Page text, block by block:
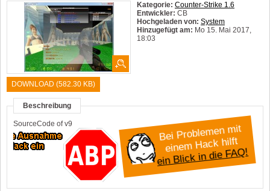
Kategorie: Counter-Strike 1.6
Entwickler: CB
Hochgeladen von: System
Hinzugefügt am: Mo 15. Mai 2017,
18:03
DOWNLOAD (582.30 KB)
Beschreibung
Bei Problemen mit
einem Hack hilft
ein Blick in die FAQ!
SourceCode of v9